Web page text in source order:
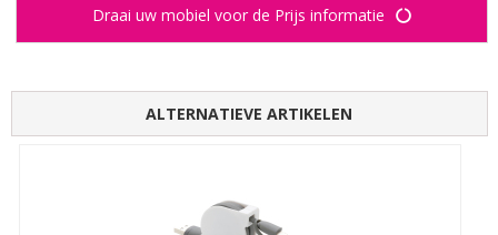
Draai uw mobiel voor de Prijs informatie
ALTERNATIEVE ARTIKELEN